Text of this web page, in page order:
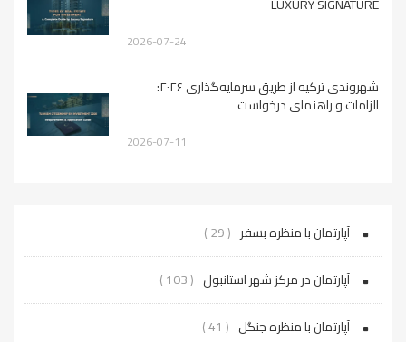
2026-07-24
شهروندی ترکیه از طریق سرمایه‌گذاری ۲۰۲۶:
الزامات و راهنمای درخواست
2026-07-11
آپارتمان با منظره بسفر ( 29 )
آپارتمان در مرکز شهر استانبول ( 103 )
آپارتمان با منظره جنگل ( 41 )